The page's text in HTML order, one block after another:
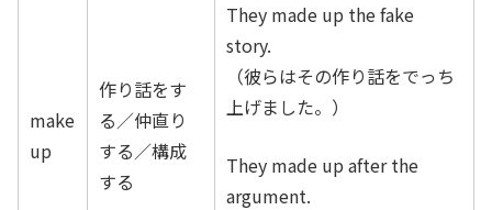
make
up
作り話をす
る／仲直り
する／構成
する
They made up the fake
story.
（彼らはその作り話をでっち
上げました。）
They made up after the
argument.